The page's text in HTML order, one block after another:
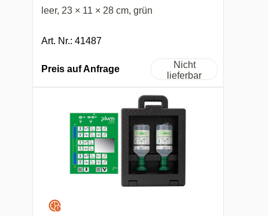
leer, 23 × 11 × 28 cm, grün
Art. Nr.: 41487
Preis auf Anfrage
Nicht
lieferbar